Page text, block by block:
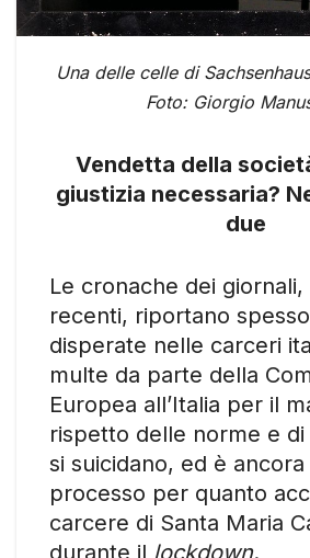
Una delle celle di
Foto: Giorgio
Vendetta della
giustizia necessaria?
due
Le cronache dei giornali,
recenti, riportano
disperate nelle carceri
multe da parte della
Europea all’Italia per il
rispetto delle norme e
si suicidano, ed è
processo per quanto
carcere di Santa Maria
durante il lockdown.